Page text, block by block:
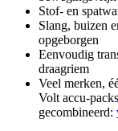
Stof- en
Slang, buizen
opgeborgen
Eenvoudig
draagriem
Veel merken,
Volt accu-
gecombineerd: